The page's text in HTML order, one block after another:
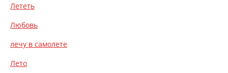
Лететь
Любовь
лечу в самолете
Лето